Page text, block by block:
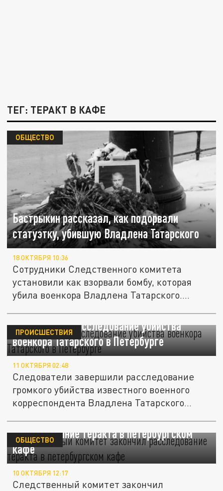
ТЕГ: ТЕРАКТ В КАФЕ
Бастрыкин рассказал, как подорвали
статуэтку, убившую Владлена Татарского
ОБЩЕСТВО
18 ОКТЯБРЯ 10:36
Сотрудники Следственного комитета
установили как взорвали бомбу, которая
убила военкора Владлена Татарского....
СК завершил расследование убийства
военкора Татарского в Петербурге
ПРОИСШЕСТВИЯ
11 ОКТЯБРЯ 02:48
Следователи завершили расследование
громкого убийства известного военного
корреспондента Владлена Татарского...
Следственный комитет закончил
расследование теракта в петербургском
кафе
ОБЩЕСТВО
10 ОКТЯБРЯ 12:17
Следственный комитет закончил